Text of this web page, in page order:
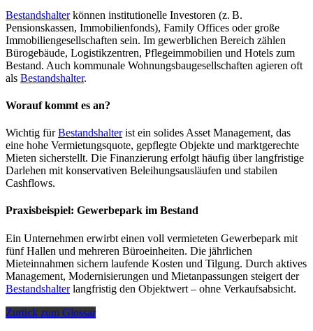
Bestandshalterkönnen institutionelle Investoren (z. B.
Pensionskassen, Immobilienfonds), Family Offices oder große
Immobiliengesellschaften sein. Im gewerblichen Bereich zählen
Bürogebäude, Logistikzentren, Pflegeimmobilien und Hotels zum
Bestand. Auch kommunale Wohnungsbaugesellschaften agieren oft
als Bestandshalter.
Worauf kommt es an?
Wichtig fürBestandshalterist ein solides Asset Management, das
eine hohe Vermietungsquote, gepflegte Objekte und marktgerechte
Mieten sicherstellt. Die Finanzierung erfolgt häufig über langfristige
Darlehen mit konservativen Beleihungsausläufen und stabilen
Cashflows.
Praxisbeispiel: Gewerbepark im Bestand
Ein Unternehmen erwirbt einen voll vermieteten Gewerbepark mit
fünf Hallen und mehreren Büroeinheiten. Die jährlichen
Mieteinnahmen sichern laufende Kosten und Tilgung. Durch aktives
Management, Modernisierungen und Mietanpassungen steigert der
Bestandshalterlangfristig den Objektwert – ohne Verkaufsabsicht.
Zurück zum Glossar